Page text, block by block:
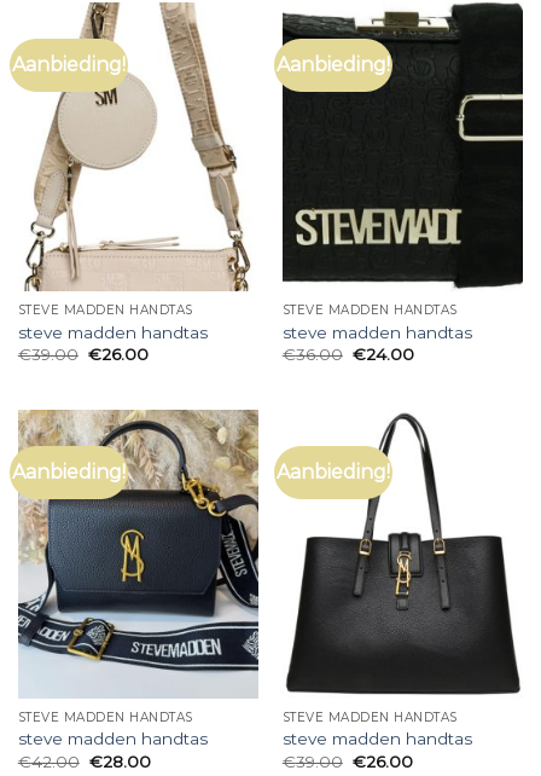
Aanbieding!
STEVE MADDEN HANDTAS
steve madden handtas
€39.00 €26.00
Aanbieding!
STEVE MADDEN HANDTAS
steve madden handtas
€36.00 €24.00
Aanbieding!
STEVE MADDEN HANDTAS
steve madden handtas
€42.00 €28.00
Aanbieding!
STEVE MADDEN HANDTAS
steve madden handtas
€39.00 €26.00